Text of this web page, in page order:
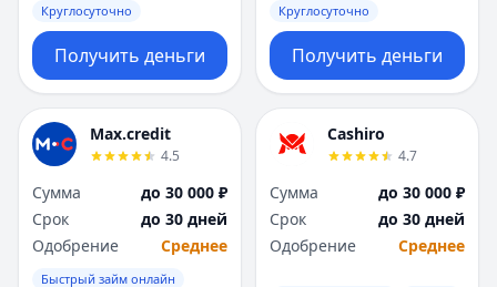
Сургут
Т
Тверь
Тольятти
Томск
Тула
Ульяновск
Уфа
Сургут
Т
Тверь
Тольятти
Томск
Тула
Ульяновск
Уфа
Круглосуточно
Получить деньги
Круглосуточно
Получить деньги
Max.credit
4.5
Сумма
до 30 000 ₽
Срок
до 30 дней
Одобрение
Среднее
Быстрый займ онлайн
Cashiro
4.7
Сумма
до 30 000 ₽
Срок
до 30 дней
Одобрение
Среднее